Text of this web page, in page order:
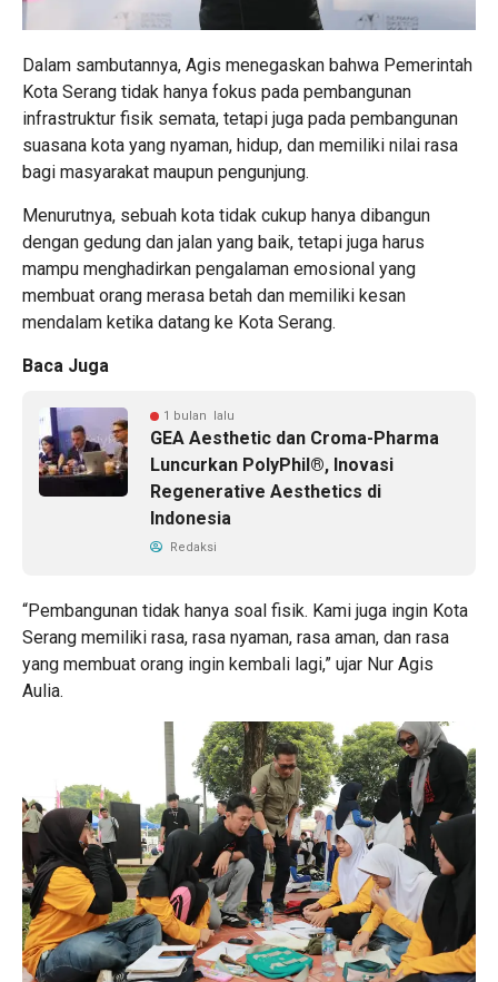
Dalam sambutannya, Agis menegaskan bahwa Pemerintah
Kota Serang tidak hanya fokus pada pembangunan
infrastruktur fisik semata, tetapi juga pada pembangunan
suasana kota yang nyaman, hidup, dan memiliki nilai rasa
bagi masyarakat maupun pengunjung.
Menurutnya, sebuah kota tidak cukup hanya dibangun
dengan gedung dan jalan yang baik, tetapi juga harus
mampu menghadirkan pengalaman emosional yang
membuat orang merasa betah dan memiliki kesan
mendalam ketika datang ke Kota Serang.
Baca Juga
1 bulan lalu
GEA Aesthetic dan Croma-Pharma
Luncurkan PolyPhil®, Inovasi
Regenerative Aesthetics di
Indonesia
Redaksi
“Pembangunan tidak hanya soal fisik. Kami juga ingin Kota
Serang memiliki rasa, rasa nyaman, rasa aman, dan rasa
yang membuat orang ingin kembali lagi,” ujar Nur Agis
Aulia.